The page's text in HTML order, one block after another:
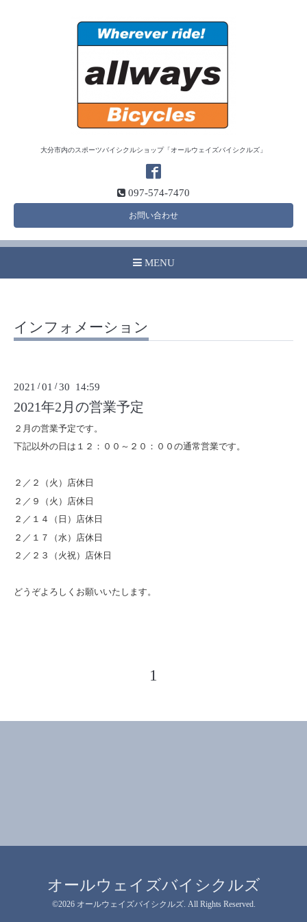
大分市内のスポーツバイシクルショップ「オールウェイズバイシクルズ」
097-574-7470
お問い合わせ
MENU
インフォメーション
2021 /01 /30 14:59
2021年2月の営業予定
２月の営業予定です。
下記以外の日は１２：００～２０：００の通常営業です。
２／２（火）店休日
２／９（火）店休日
２／１４（日）店休日
２／１７（水）店休日
２／２３（火祝） 店休日
どうぞよろしくお願いいたします。
1
オールウェイズバイシクルズ
©2026 オールウェイズバイシクルズ. All Rights Reserved.